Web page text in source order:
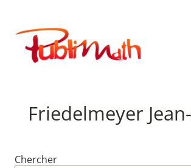
contenu
Publimath
Friedelmeyer
Chercher